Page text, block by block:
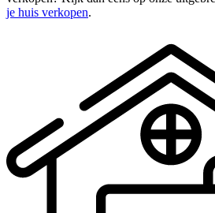
je huis verkopen.